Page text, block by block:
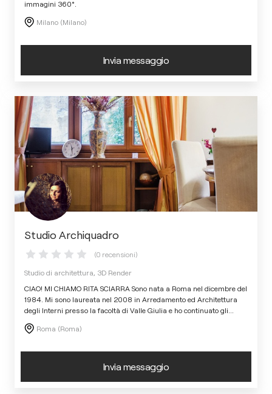
immagini 360°.
Milano (Milano)
Invia messaggio
Studio Archiquadro
(0 recensioni)
Studio di architettura, 3D Render
CIAO! MI CHIAMO RITA SCIARRA Sono nata a Roma nel dicembre del
1984. Mi sono laureata nel 2008 in Arredamento ed Architettura
degli Interni presso la facoltà di Valle Giulia e ho continuato gli
Roma (Roma)
Invia messaggio